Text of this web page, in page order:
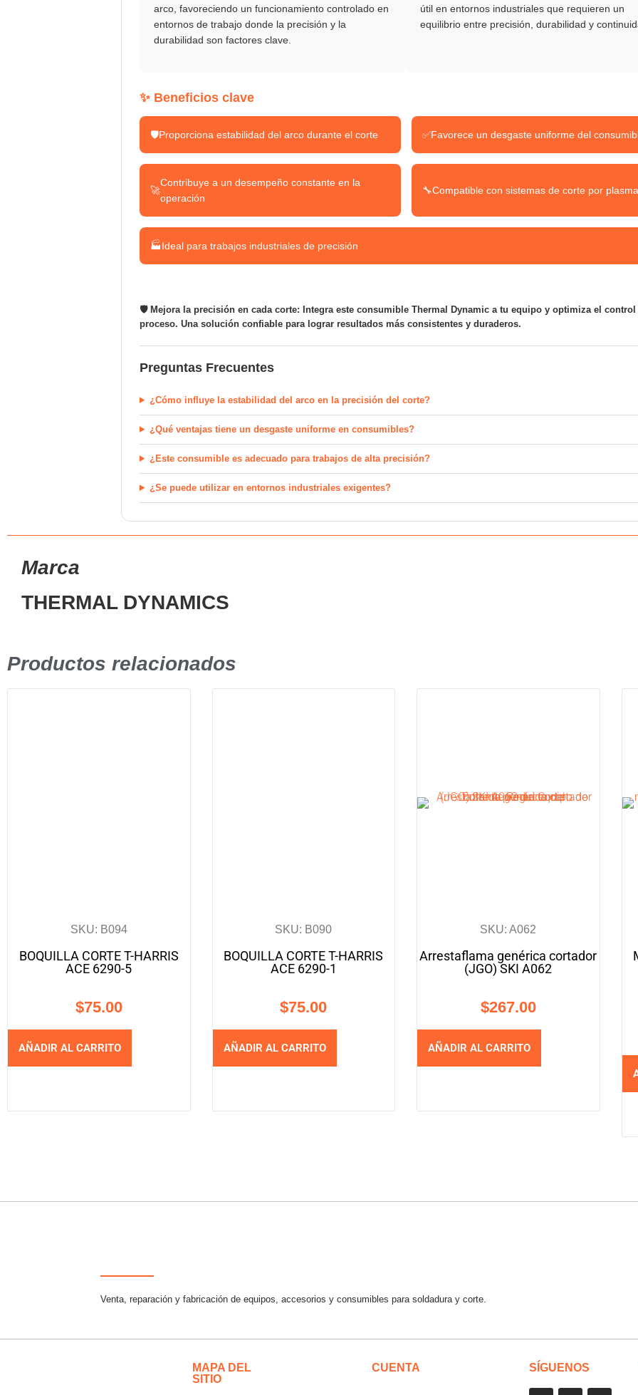
arco, favoreciendo un funcionamiento controlado en
entornos de trabajo donde la precisión y la
durabilidad son factores clave.
útil en entornos industriales que requieren un
equilibrio entre precisión, durabilidad y
✨ Beneficios clave
🛡️Proporciona estabilidad del arco durante el corte ✅Favorece un desgaste uniforme del
🚀
Contribuye a un desempeño constante en la
operación
🔧Compatible con sistemas de corte por plasma
🏭Ideal para trabajos industriales de precisión
🛡️ Mejora la precisión en cada corte: Integra este consumible Thermal Dynamic a tu equipo y optimiza el control
proceso. Una solución confiable para lograr resultados más consistentes y duraderos.
Preguntas Frecuentes
¿Cómo influye la estabilidad del arco en la precisión del corte?
¿Qué ventajas tiene un desgaste uniforme en consumibles?
¿Este consumible es adecuado para trabajos de alta precisión?
¿Se puede utilizar en entornos industriales exigentes?
Marca
THERMAL DYNAMICS
Productos relacionados
SKU: B094
BOQUILLA CORTE T-HARRIS
ACE 6290-5
$75.00
AÑADIR AL CARRITO
SKU: B090
BOQUILLA CORTE T-HARRIS
ACE 6290-1
$75.00
AÑADIR AL CARRITO
SKU: A062
Arrestaflama genérica cortador
(JGO) SKI A062
$267.00
AÑADIR AL CARRITO
Venta, reparación y fabricación de equipos, accesorios y consumibles para soldadura y corte.
MAPA DEL
SITIO
CUENTA SÍGUENOS